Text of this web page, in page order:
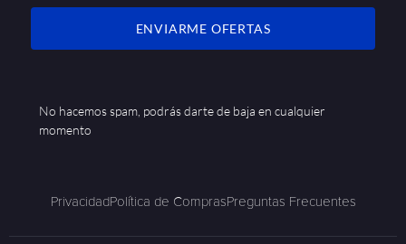
ENVIARME OFERTAS
No hacemos spam, podrás darte de baja en cualquier
momento
PrivacidadPolítica de ComprasPreguntas Frecuentes